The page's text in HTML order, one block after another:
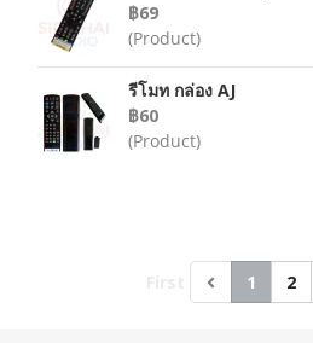
฿69
(Product)
รีโมท กล่อง AJ
฿60
(Product)
1 2